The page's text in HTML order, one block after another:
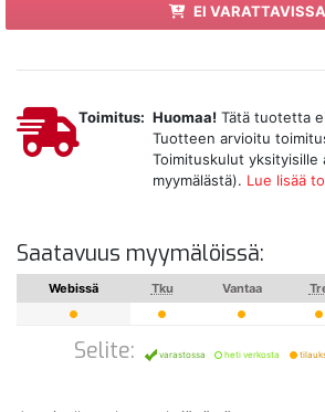
EI VARATTAVISSA
Toimitus: Huomaa! Tätä tuotetta
Tuotteen arvioitu
Toimituskulut yksityisille
myymälästä). Lue lisää
Saatavuus myymälöissä:
Webissä Tku Vantaa
Selite: varastossa heti verkosta